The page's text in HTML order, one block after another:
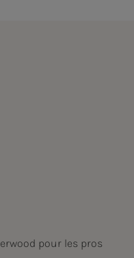
pour les pros